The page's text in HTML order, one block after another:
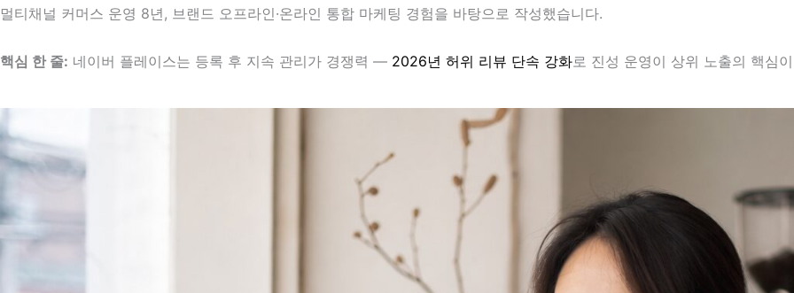
멀티채널 커머스 운영 8년, 브랜드 오프라인·온라인 통합 마케팅 경험을 바탕으로 작성했습니다.
핵심 한 줄: 네이버 플레이스는 등록 후 지속 관리가 경쟁력 — 2026년 허위 리뷰 단속 강화로 진성 운영이 상위 노출의 핵심